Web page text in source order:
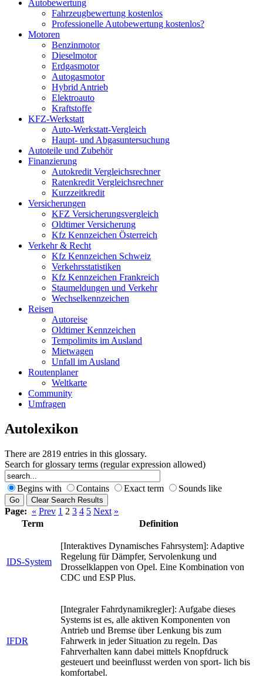
Autobewertung
Fahrzeugbewertung kostenlos
Professionelle Autobewertung kostenlos?
Motoren
Benzinmotor
Dieselmotor
Erdgasmotor
Autogasmotor
Hybrid Antrieb
Elektroauto
Kraftstoffe
KFZ-Werkstatt
Auto-Werkstatt-Vergleich
Haupt- und Abgasuntersuchung
Autoteile und Zubehör
Finanzierung
Autokredit Vergleichsrechner
Ratenkredit Vergleichsrechner
Kurzzeitkredit
Versicherungen
KFZ Versicherungsvergleich
Oldtimer Versicherung
Kfz Kennzeichen Österreich
Verkehr & Recht
Kfz Kennzeichen Schweiz
Verkehrsstatistiken
Kfz Kennzeichen Frankreich
Staumeldungen und Verkehr
Wechselkennzeichen
Reisen
Autoreise
Oldtimer Kennzeichen
Tempolimits im Ausland
Mietwagen
Unfall im Ausland
Routenplaner
Weltkarte
Community
Umfragen
Autolexikon
There are 2819 entries in this glossary.
Search for glossary terms (regular expression allowed)
Begins with Contains Exact term Sounds like
Page: « Prev 1 2 3 4 5 Next »
Term
Definition
IDS-System
[Interaktives Dynamisches Fahrsystem]: Adaptive
Regelung für Dämpfer, Servolenkung und
Drosselklappen von Opel. Eine Kombination von
CDC und ESP Plus.
IFDR
[Integraler Fahrdynamikregler]: Aufgabe dieses
Systems ist es, alle aktiven Komponenten von
Antrieb und Bremse über Lenkung bis zum
Fahrwerk in jeder Situation zu regeln. Das
Fahrverhalten kann dabei mittels Knopfdruck
gesteuert und beeinflusst werden von sport- lich bis
komfortabel.